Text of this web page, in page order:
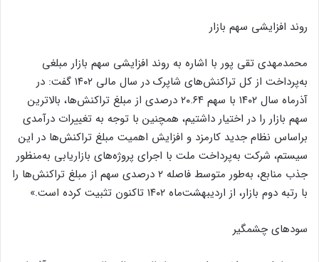
روند افزایشی سهم بازار
محمدمهدی تقی پور با اشاره به روند افزایشی سهم بازار مبلغی
به‌پرداخت از کل تراکنش‌های شاپرک در سال مالی ۱۴۰۲ گفت: در
آذرماه سال ۱۴۰۲ با سهم ۲۰.۶۴ درصدی از مبلغ تراکنش‌ها، بالاترین
سهم بازار را در اختیار داشتیم، همچنین با توجه به تغییرات درآمدی
براساس نظام جدید کارمزد و افزایش اهمیت مبلغ تراکنش‌ها در این
سیستم، شرکت به‌پرداخت ملت با اجرای پروژه‌های بازاریابی به‌منظور
جذب منابع، به‌طور متوسط فاصله ۲ درصدی سهم از مبلغ تراکنش‌ها را
با رتبه دوم بازار، از اردیبهشت‌ماه ۱۴۰۲ تاکنون تثبیت کرده است.»
سود‌های چشمگیر